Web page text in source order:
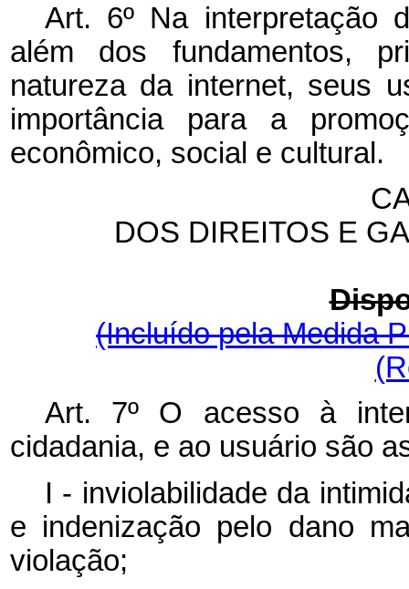
Art. 6º Na interpretação
além dos fundamentos,
natureza da internet, seus
importância para a
econômico, social e cultural.
DOS DIREITOS E
(Incluído pela Medida
Art. 7º O acesso à
cidadania, e ao usuário são
I - inviolabilidade da
e indenização pelo dano
violação;